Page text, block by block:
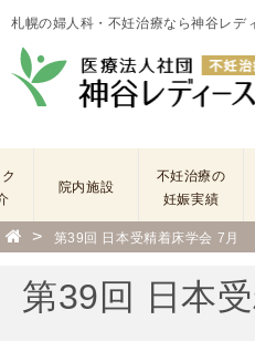
札幌の婦人科・不妊治療なら神谷レデ
院内施設
不妊治療の
妊娠実績
> 第39回 日本受精着床学会 7月
第39回 日本